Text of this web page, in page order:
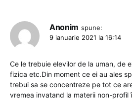
Anonim spune:
9 ianuarie 2021 la 16:14
Ce le trebuie elevilor de la uman, de
fizica etc.Din moment ce ei au ales
trebui sa se concentreze pe tot ce
vremea invatand la materii non-profil